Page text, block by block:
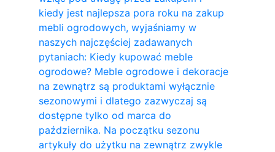
kiedy jest najlepsza pora roku na zakup
mebli ogrodowych, wyjaśniamy w
naszych najczęściej zadawanych
pytaniach: Kiedy kupować meble
ogrodowe? Meble ogrodowe i dekoracje
na zewnątrz są produktami wyłącznie
sezonowymi i dlatego zazwyczaj są
dostępne tylko od marca do
października. Na początku sezonu
artykuły do ​​użytku na zewnątrz zwykle